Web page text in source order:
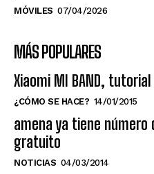
MÓVILES 07/04/2026
MÁS POPULARES
Xiaomi MI BAND,
¿CÓMO SE HACE? 14/01/2015
amena ya tiene
gratuito
NOTICIAS 04/03/2014